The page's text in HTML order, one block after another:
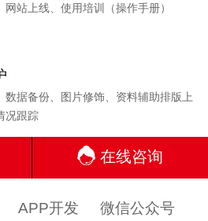
网站上线、使用培训（操作手册）
数据备份、图片修饰、资料辅助排版上
况跟踪
在线咨询
APP开发 微信公众号